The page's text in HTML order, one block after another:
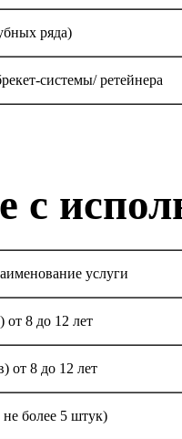
ряда)
системы/ ретейнера
с
услуги
от 8 до 12 лет
от 8 до 12 лет
не более 5 штук)